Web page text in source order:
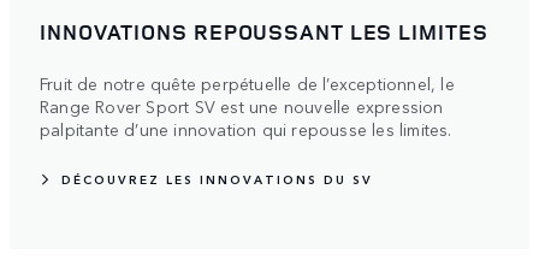
INNOVATIONS REPOUSSANT LES LIMITES
Fruit de notre quête perpétuelle de l’exceptionnel, le
Range Rover Sport SV est une nouvelle expression
palpitante d’une innovation qui repousse les limites.
DÉCOUVREZ LES INNOVATIONS DU SV